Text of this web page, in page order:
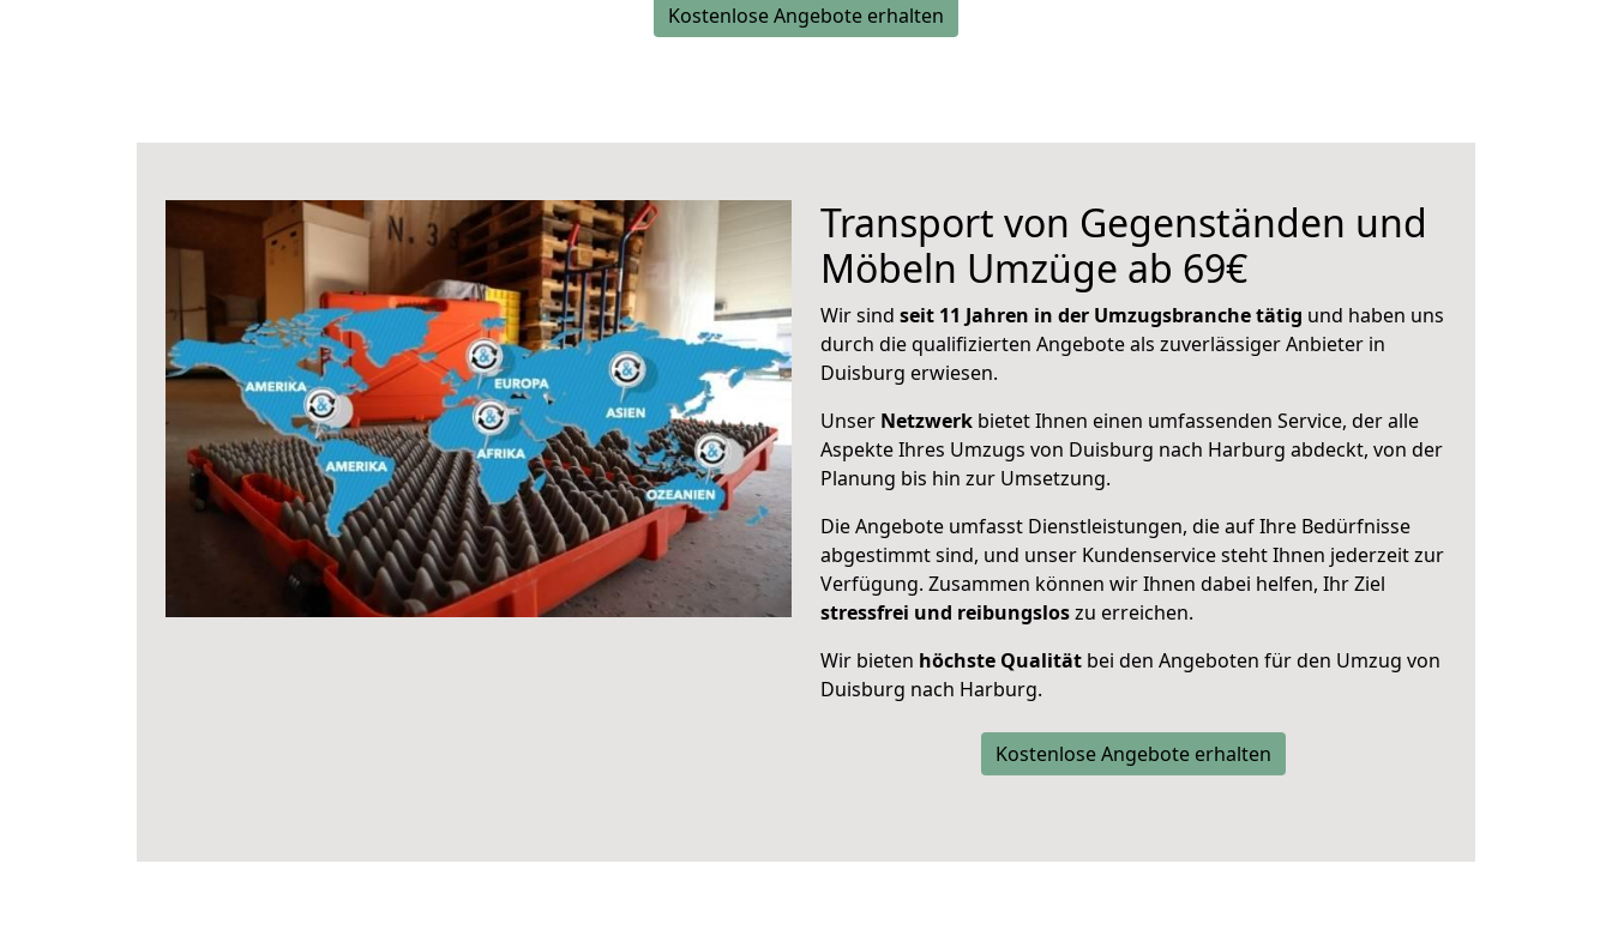
Kostenlose Angebote erhalten
Transport von Gegenständen und
Möbeln Umzüge ab 69€
Wir sind seit 11 Jahren in der Umzugsbranche tätig und haben uns
durch die qualifizierten Angebote als zuverlässiger Anbieter in
Duisburg erwiesen.
Unser Netzwerk bietet Ihnen einen umfassenden Service, der alle
Aspekte Ihres Umzugs von Duisburg nach Harburg abdeckt, von der
Planung bis hin zur Umsetzung.
Die Angebote umfasst Dienstleistungen, die auf Ihre Bedürfnisse
abgestimmt sind, und unser Kundenservice steht Ihnen jederzeit zur
Verfügung. Zusammen können wir Ihnen dabei helfen, Ihr Ziel
stressfrei und reibungsloszu erreichen.
Wir bieten höchste Qualität bei den Angeboten für den Umzug von
Duisburg nach Harburg.
Kostenlose Angebote erhalten